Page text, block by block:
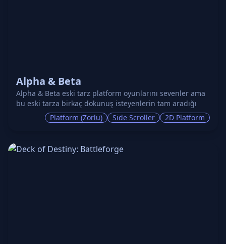
Alpha & Beta
Alpha & Beta eski tarz platform oyunlarını sevenler ama
bu eski tarza birkaç dokunuş isteyenlerin tam aradığı
türden bir 2d platform oyunudur, en önemli özellikleri
ise yüksek derecede zorluğu ve uzun bir oynanış süresi
Platform (Zorlu) Side Scroller 2D Platform